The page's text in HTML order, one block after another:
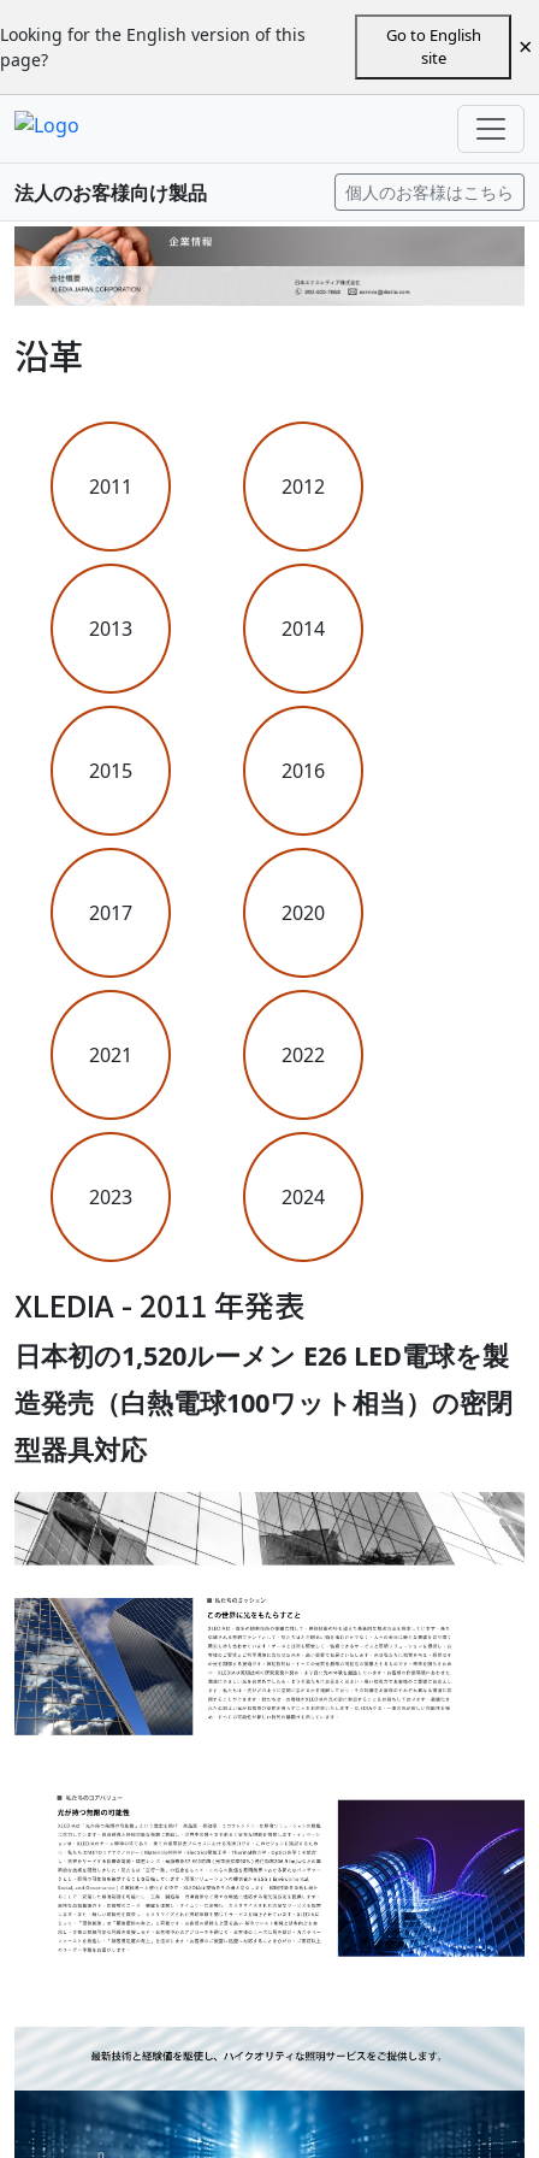
Looking for the English version of this
page?
Go to English
site
×
法人のお客様向け製品 個人のお客様はこちら
沿革
2011 2012
2013 2014
2015 2016
2017 2020
2021 2022
2023 2024
XLEDIA - 2011 年発表
日本初の1,520ルーメン E26 LED電球を製
造発売（白熱電球100ワット相当）の密閉
型器具対応